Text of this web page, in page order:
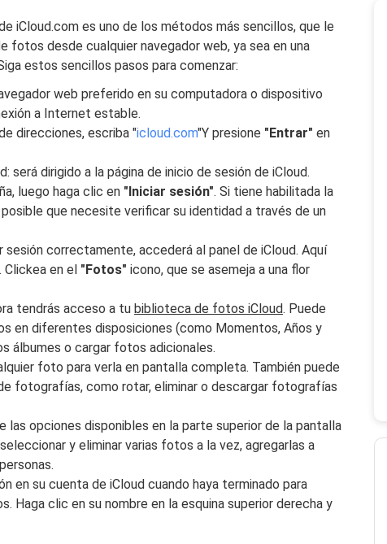
iCloud.com es uno de los métodos más sencillos, que le
fotos desde cualquier navegador web, ya sea en una
estos sencillos pasos para comenzar:
web preferido en su computadora o dispositivo
a Internet estable.
direcciones, escriba "icloud.com"Y presione "Entrar" en
será dirigido a la página de inicio de sesión de iCloud.
luego haga clic en "Iniciar sesión". Si tiene habilitada la
que necesite verificar su identidad a través de un
correctamente, accederá al panel de iCloud. Aquí
Clickea en el "Fotos" icono, que se asemeja a una flor
tendrás acceso a tu biblioteca de fotos iCloud. Puede
en diferentes disposiciones (como Momentos, Años y
álbumes o cargar fotos adicionales.
foto para verla en pantalla completa. También puede
fotografías, como rotar, eliminar o descargar fotografías
las opciones disponibles en la parte superior de la pantalla
y eliminar varias fotos a la vez, agregarlas a
en su cuenta de iCloud cuando haya terminado para
Haga clic en su nombre en la esquina superior derecha y